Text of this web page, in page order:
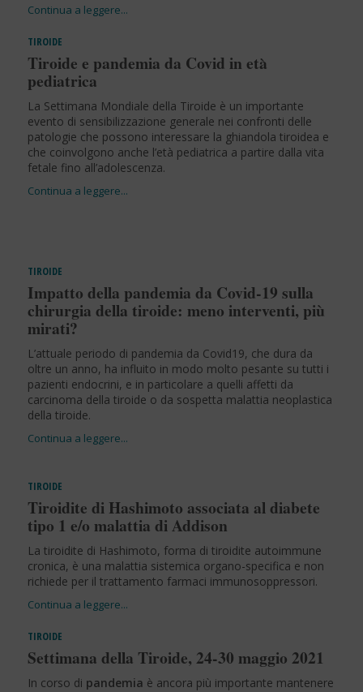
TIROIDE
Tiroide e pandemia da Covid in età
pediatrica
La Settimana Mondiale della Tiroide è un importante
evento di sensibilizzazione generale nei confronti delle
patologie che possono interessare la ghiandola tiroidea e
che coinvolgono anche l’età pediatrica a partire dalla vita
fetale fino all’adolescenza.
TIROIDE
Impatto della pandemia da Covid-19 sulla
chirurgia della tiroide: meno interventi, più
mirati?
L’attuale periodo di pandemia da Covid19, che dura da
oltre un anno, ha influito in modo molto pesante su tutti i
pazienti endocrini, e in particolare a quelli affetti da
carcinoma della tiroide o da sospetta malattia neoplastica
della tiroide.
TIROIDE
Tiroidite di Hashimoto associata al diabete
tipo 1 e/o malattia di Addison
La tiroidite di Hashimoto, forma di tiroidite autoimmune
cronica, è una malattia sistemica organo-specifica e non
richiede per il trattamento farmaci immunosoppressori.
TIROIDE
Settimana della Tiroide, 24-30 maggio 2021
In corso di pandemia è ancora più importante mantenere